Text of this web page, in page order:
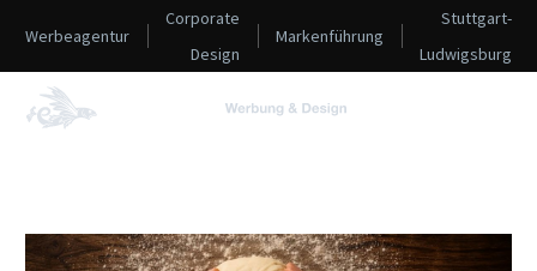
Werbeagentur
Corporate
Design
Markenführung
Stuttgart-
Ludwigsburg